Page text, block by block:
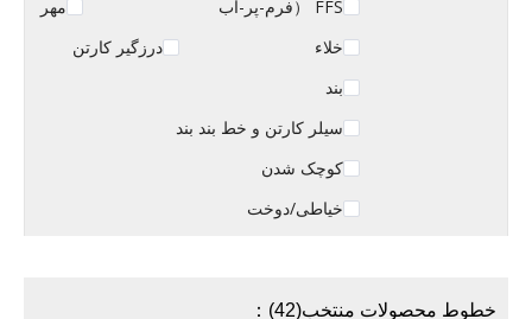
FFS （فرم-پر-آب
مهر
خلاء
درزگیر کارتن
بند
سیلر کارتن و خط بند بند
کوچک شدن
خیاطی/دوخت
خطوط محصولات منتخب(42)：